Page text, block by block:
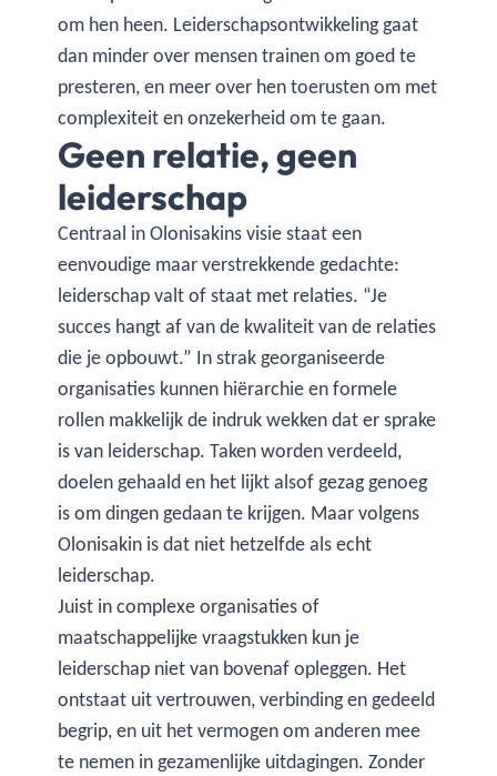
om hen heen. Leiderschapsontwikkeling gaat
dan minder over mensen trainen om goed te
presteren, en meer over hen toerusten om met
complexiteit en onzekerheid om te gaan.
Geen relatie, geen
leiderschap
Centraal in Olonisakins visie staat een
eenvoudige maar verstrekkende gedachte:
leiderschap valt of staat met relaties. “Je
succes hangt af van de kwaliteit van de relaties
die je opbouwt.” In strak georganiseerde
organisaties kunnen hiërarchie en formele
rollen makkelijk de indruk wekken dat er sprake
is van leiderschap. Taken worden verdeeld,
doelen gehaald en het lijkt alsof gezag genoeg
is om dingen gedaan te krijgen. Maar volgens
Olonisakin is dat niet hetzelfde als echt
leiderschap.
Juist in complexe organisaties of
maatschappelijke vraagstukken kun je
leiderschap niet van bovenaf opleggen. Het
ontstaat uit vertrouwen, verbinding en gedeeld
begrip, en uit het vermogen om anderen mee
te nemen in gezamenlijke uitdagingen. Zonder